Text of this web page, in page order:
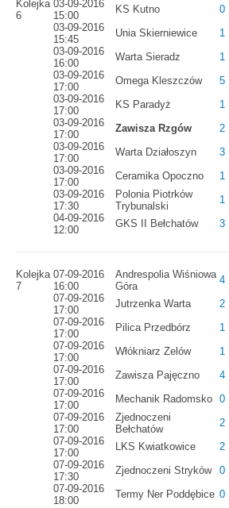
Kolejka
6
03-09-2016
15:00
KS Kutno 0
03-09-2016
15:45
Unia Skierniewice 1
03-09-2016
16:00
Warta Sieradz 1
03-09-2016
17:00
Omega Kleszczów 5
03-09-2016
17:00
KS Paradyż 1
03-09-2016
17:00
Zawisza Rzgów 2
03-09-2016
17:00
Warta Działoszyn 3
03-09-2016
17:00
Ceramika Opoczno 1
03-09-2016
17:30
Polonia Piotrków
Trybunalski
1
04-09-2016
12:00
GKS II Bełchatów 3
Kolejka
7
07-09-2016
16:00
Andrespolia Wiśniowa
Góra
4
07-09-2016
17:00
Jutrzenka Warta 2
07-09-2016
17:00
Pilica Przedbórz 1
07-09-2016
17:00
Włókniarz Zelów 1
07-09-2016
17:00
Zawisza Pajęczno 4
07-09-2016
17:00
Mechanik Radomsko 0
07-09-2016
17:00
Zjednoczeni
Bełchatów
2
07-09-2016
17:00
LKS Kwiatkowice 2
07-09-2016
17:30
Zjednoczeni Stryków 0
07-09-2016
18:00
Termy Ner Poddębice 0